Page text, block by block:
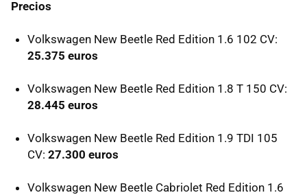
Precios
Volkswagen New Beetle Red Edition 1.6 102 CV:
25.375 euros
Volkswagen New Beetle Red Edition 1.8 T 150 CV:
28.445 euros
Volkswagen New Beetle Red Edition 1.9 TDI 105
CV: 27.300 euros
Volkswagen New Beetle Cabriolet Red Edition 1.6